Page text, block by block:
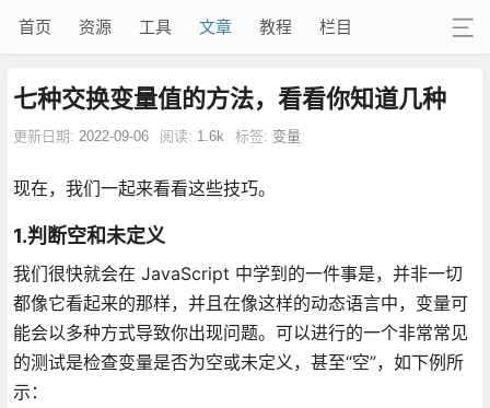
首页 资源 工具 文章 教程 栏目
七种交换变量值的方法，看看你知道几种
更新日期: 2022-09-06 阅读: 1.6k 标签: 变量
现在，我们一起来看看这些技巧。
1.判断空和未定义
我们很快就会在 JavaScript 中学到的一件事是，并非一切
都像它看起来的那样，并且在像这样的动态语言中，变量可
能会以多种方式导致你出现问题。可以进行的一个非常常见
的测试是检查变量是否为空或未定义，甚至“空”，如下例所
示：